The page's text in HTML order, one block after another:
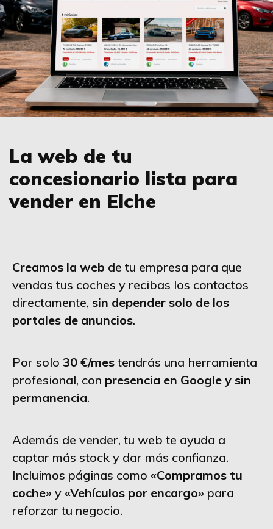
La web de tu
concesionario lista para
vender en Elche
Creamos la web de tu empresa para que
vendas tus coches y recibas los contactos
directamente, sin depender solo de los
portales de anuncios.
Por solo 30 €/mes tendrás una herramienta
profesional, con presencia en Google y sin
permanencia.
Además de vender, tu web te ayuda a
captar más stock y dar más confianza.
Incluimos páginas como «Compramos tu
coche» y «Vehículos por encargo» para
reforzar tu negocio.